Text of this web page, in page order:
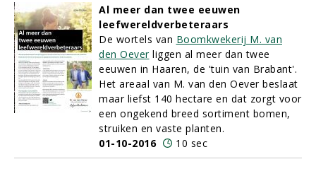
Al meer dan twee eeuwen
leefwereldverbeteraars
De wortels van Boomkwekerij M. van
den Oeverliggen al meer dan twee
eeuwen in Haaren, de 'tuin van Brabant'.
Het areaal van M. van den Oever beslaat
maar liefst 140 hectare en dat zorgt voor
een ongekend breed sortiment bomen,
struiken en vaste planten.
01-10-2016
10 sec